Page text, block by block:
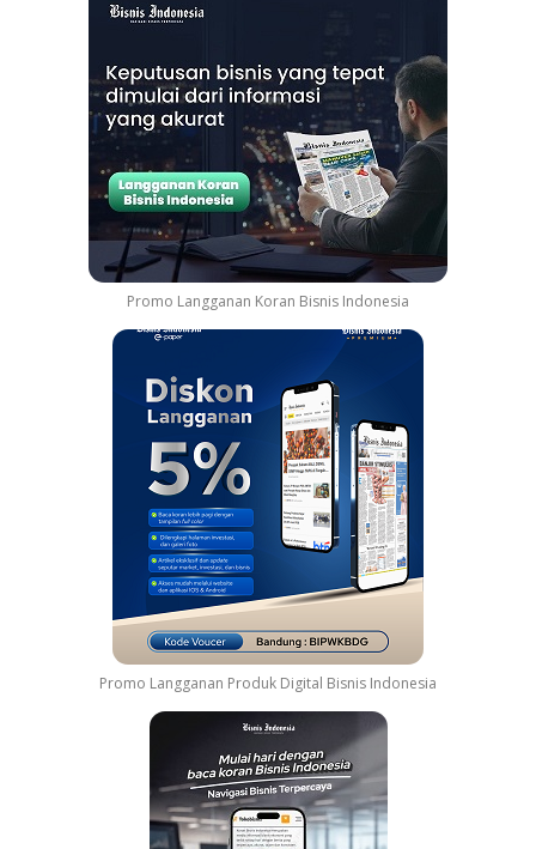
Promo Langganan Koran Bisnis Indonesia
Promo Langganan Produk Digital Bisnis Indonesia